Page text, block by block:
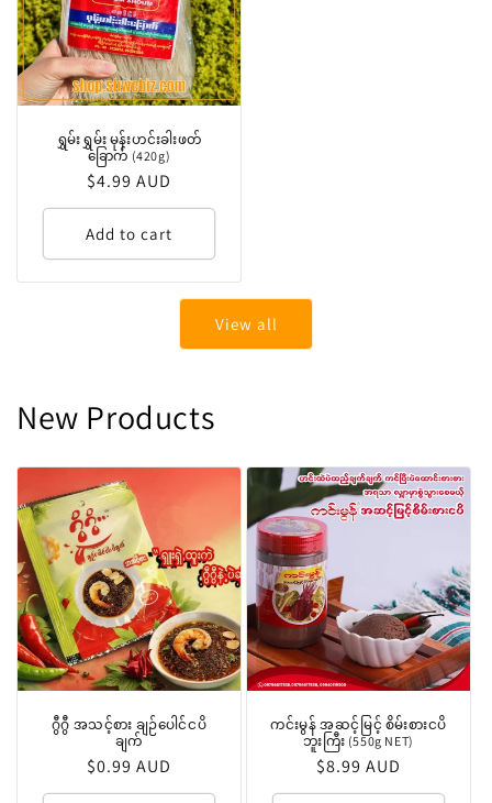
ရွှမ်းရွှမ်း မုန်းဟင်းခါးဖတ်
ခြောက် (420g)
Regular
price
$4.99 AUD
Add to cart
View all
New Products
ဂွီဂွီ အသင့်စား ချဉ်ပေါင်ငပိ
ချက်
Regular
price
$0.99 AUD
ကင်းမွန် အဆင့်မြင့် စိမ်းစားငပိ
ဘူးကြီး (550g NET)
Regular
price
$8.99 AUD